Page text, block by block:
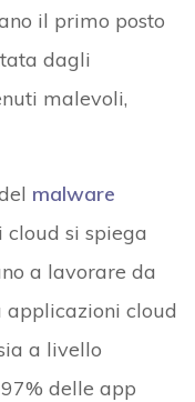
il primo posto
dagli
malevoli,
malware
si spiega
a lavorare da
applicazioni cloud
a livello
delle app